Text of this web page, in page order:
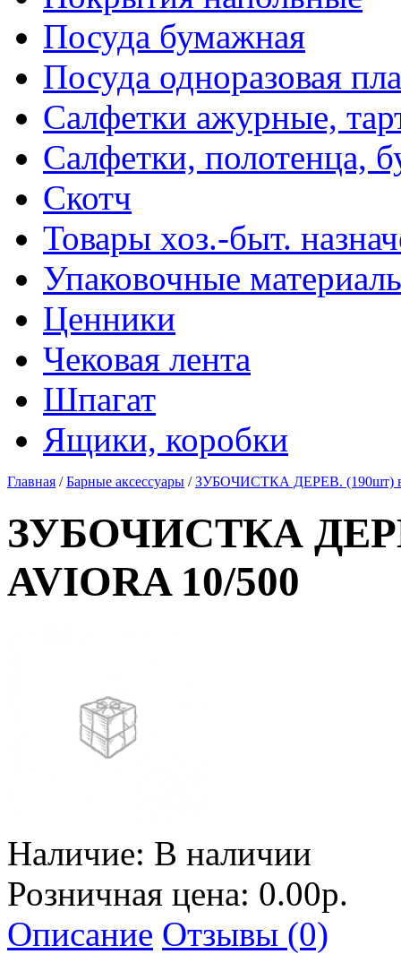
Посуда бумажная
Посуда одноразовая
Салфетки ажурные,
Салфетки, полотенца,
Скотч
Товары хоз.-быт.
Упаковочные
Ценники
Чековая лента
Шпагат
Ящики, коробки
Главная /Барные аксессуары /ЗУБОЧИСТКА ДЕРЕВ. (190шт) в
ЗУБОЧИСТКА
AVIORA 10/500
Наличие: В наличии
Розничная цена: 0.00р.
Описание Отзывы (0)